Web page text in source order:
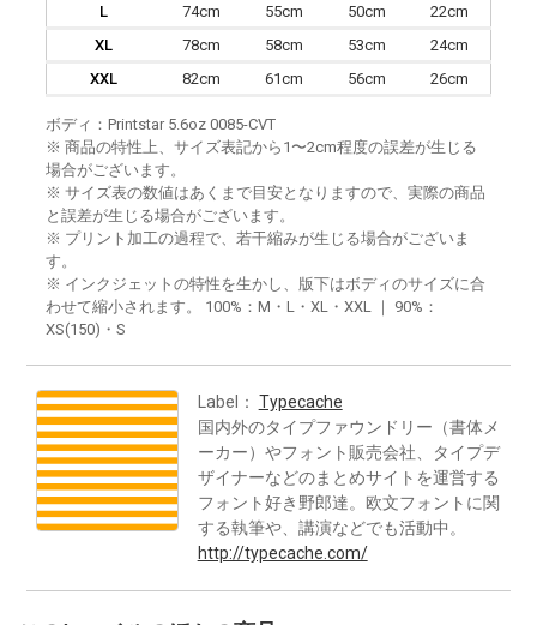
L
74cm 55cm 50cm
22cm
XL
78cm 58cm 53cm
24cm
XXL
82cm 61cm 56cm 26cm
ボディ：Printstar 5.6oz 0085-CVT
※ 商品の特性上、サイズ表記から1〜2cm程度の誤差が生じる
場合がございます。
※ サイズ表の数値はあくまで目安となりますので、実際の商品
と誤差が生じる場合がございます。
※ プリント加工の過程で、若干縮みが生じる場合がございま
す。
※ インクジェットの特性を生かし、版下はボディのサイズに合
わせて縮小されます。 100%：M・L・XL・XXL ｜ 90%：
XS(150)・S
Label： Typecache
国内外のタイプファウンドリー（書体メ
ーカー）やフォント販売会社、タイプデ
ザイナーなどのまとめサイトを運営する
フォント好き野郎達。欧文フォントに関
する執筆や、講演などでも活動中。
http://typecache.com/